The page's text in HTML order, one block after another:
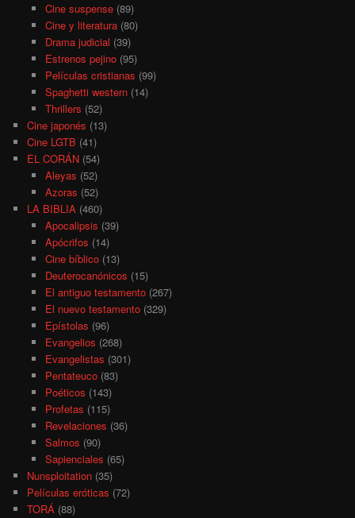
Cine suspense(89)
Cine y literatura(80)
Drama judicial (39)
Estrenos pejino(95)
Películas cristianas (99)
Spaghetti western(14)
Thrillers (52)
Cine japonés (13)
Cine LGTB (41)
EL CORÁN (54)
Aleyas (52)
Azoras (52)
LA BIBLIA (460)
Apocalipsis (39)
Apócrifos (14)
Cine bíblico(13)
Deuterocanónicos (15)
El antiguo testamento(267)
El nuevo testamento(329)
Epístolas (96)
Evangelios (268)
Evangelistas (301)
Pentateuco(83)
Poéticos (143)
Profetas (115)
Revelaciones (36)
Salmos (90)
Sapienciales (65)
Nunsploitation (35)
Películas eróticas (72)
TORÁ (88)